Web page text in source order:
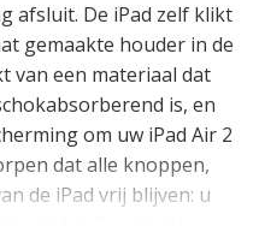
afsluit. De iPad zelf klikt
gemaakte houder in de
van een materiaal dat
is, en
om uw iPad Air 2
dat alle knoppen,
de iPad vrij blijven: u